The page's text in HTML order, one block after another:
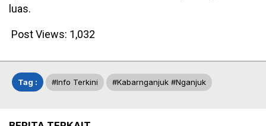
luas.
Post Views: 1,032
Tag : #info Terkini #kabarnganjuk #nganjuk